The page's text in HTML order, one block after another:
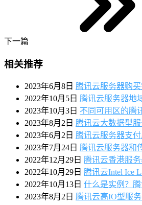
下一篇
相关推荐
2023年6月8日 腾讯云服务器购买
2022年10月5日 腾讯云服务器地
2023年10月3日 不同可用区的腾
2023年8月2日 腾讯云大数据型
2023年6月2日 腾讯云服务器支
2023年7月24日 腾讯云服务器和
2022年12月29日 腾讯云香港服
2022年10月29日 腾讯云Intel Ice
2022年10月13日 什么是实例？
2023年8月2日 腾讯云高IO型服